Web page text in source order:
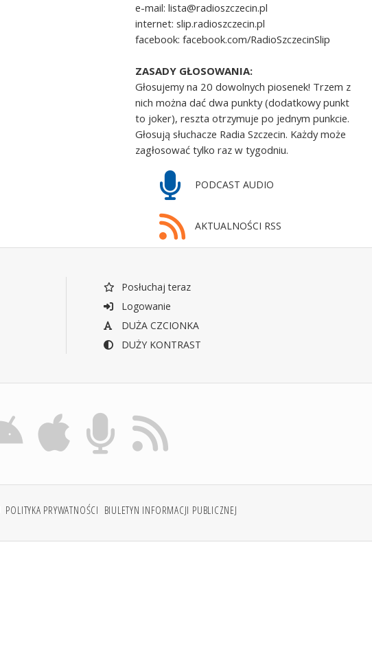
e-mail: lista@radioszczecin.pl
internet: slip.radioszczecin.pl
facebook: facebook.com/RadioSzczecinSlip
ZASADY GŁOSOWANIA:
Głosujemy na 20 dowolnych piosenek! Trzem z
nich można dać dwa punkty (dodatkowy punkt
to joker), reszta otrzymuje po jednym punkcie.
Głosują słuchacze Radia Szczecin. Każdy może
zagłosować tylko raz w tygodniu.
PODCAST AUDIO
AKTUALNOŚCI RSS
Posłuchaj teraz
Logowanie
DUŻA CZCIONKA
DUŻY KONTRAST
POLITYKA PRYWATNOŚCI BIULETYN INFORMACJI PUBLICZNEJ